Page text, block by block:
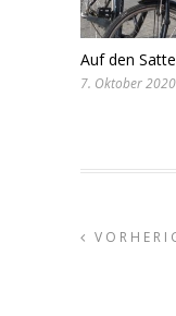
Auf den
7. Oktober 2020